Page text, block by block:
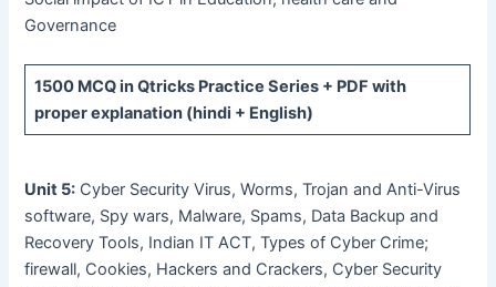
Governance
1500 MCQin Qtricks Practice Series + PDF with
proper explanation (hindi + English)
Unit 5: Cyber Security Virus, Worms, Trojan and Anti-Virus
software, Spy wars, Malware, Spams, Data Backup and
Recovery Tools, Indian IT ACT, Types of Cyber Crime;
firewall, Cookies, Hackers and Crackers, Cyber Security